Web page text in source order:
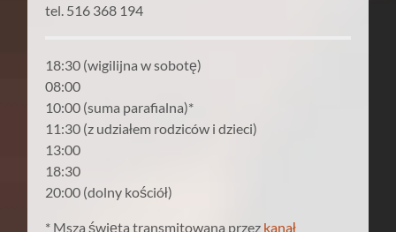
tel. 516 368 194
18:30 (wigilijna w sobotę)
08:00
10:00 (suma parafialna)*
11:30 (z udziałem rodziców i dzieci)
13:00
18:30
20:00 (dolny kościół)
* Msza święta transmitowana przez kanał